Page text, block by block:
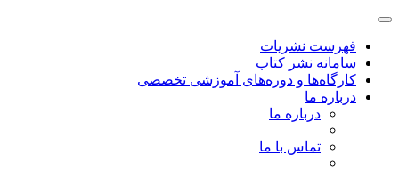
فهرست نشریات
سامانه نشر کتاب
کارگاه‌ها و دوره‌های آموزشی تخصصی
درباره ما
درباره ما
تماس با ما